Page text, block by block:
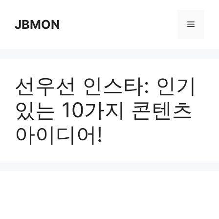
contentJBMON Menu
선우선 인스타: 인기
있는 10가지 콘텐츠
아이디어!